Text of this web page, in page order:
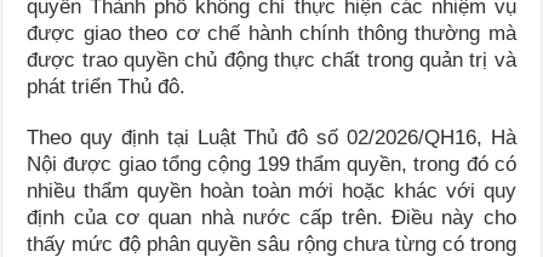
quyền Thành phố không chỉ thực hiện các nhiệm vụ
được giao theo cơ chế hành chính thông thường mà
được trao quyền chủ động thực chất trong quản trị và
phát triển Thủ đô.
Theo quy định tại Luật Thủ đô số 02/2026/QH16, Hà
Nội được giao tổng cộng 199 thẩm quyền, trong đó có
nhiều thẩm quyền hoàn toàn mới hoặc khác với quy
định của cơ quan nhà nước cấp trên. Điều này cho
thấy mức độ phân quyền sâu rộng chưa từng có trong